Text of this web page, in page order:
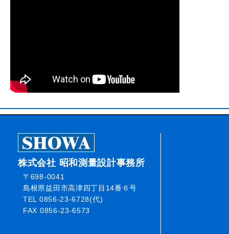
株式会社 昭和測量設計事務所
〒698-0041
島根県益田市高津四丁目14番６号
TEL 0856-23-6728(代)
FAX 0856-23-6573